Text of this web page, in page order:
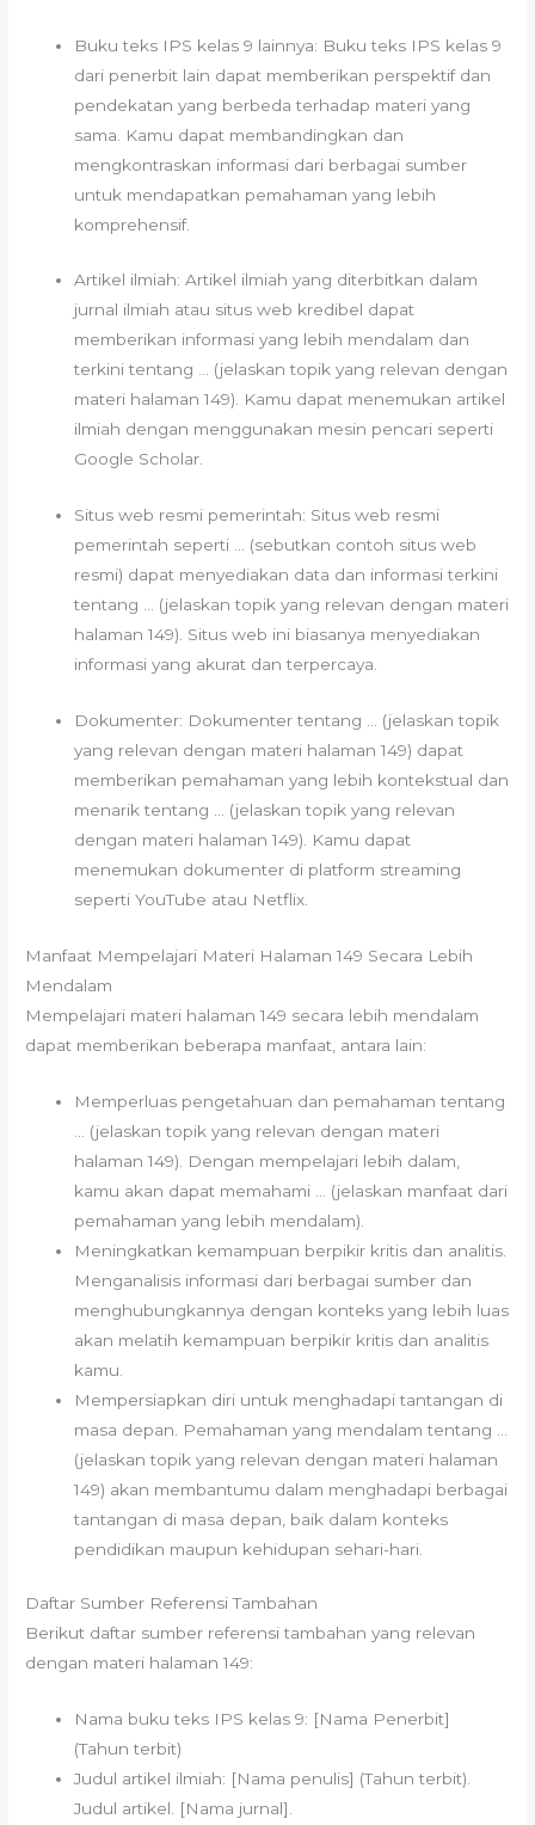
Buku teks IPS kelas 9 lainnya: Buku teks IPS kelas 9
dari penerbit lain dapat memberikan perspektif dan
pendekatan yang berbeda terhadap materi yang
sama. Kamu dapat membandingkan dan
mengkontraskan informasi dari berbagai sumber
untuk mendapatkan pemahaman yang lebih
komprehensif.
Artikel ilmiah: Artikel ilmiah yang diterbitkan dalam
jurnal ilmiah atau situs web kredibel dapat
memberikan informasi yang lebih mendalam dan
terkini tentang … (jelaskan topik yang relevan dengan
materi halaman 149). Kamu dapat menemukan artikel
ilmiah dengan menggunakan mesin pencari seperti
Google Scholar.
Situs web resmi pemerintah: Situs web resmi
pemerintah seperti … (sebutkan contoh situs web
resmi) dapat menyediakan data dan informasi terkini
tentang … (jelaskan topik yang relevan dengan materi
halaman 149). Situs web ini biasanya menyediakan
informasi yang akurat dan terpercaya.
Dokumenter: Dokumenter tentang … (jelaskan topik
yang relevan dengan materi halaman 149) dapat
memberikan pemahaman yang lebih kontekstual dan
menarik tentang … (jelaskan topik yang relevan
dengan materi halaman 149). Kamu dapat
menemukan dokumenter di platform streaming
seperti YouTube atau Netflix.
Manfaat Mempelajari Materi Halaman 149 Secara Lebih
Mendalam
Mempelajari materi halaman 149 secara lebih mendalam
dapat memberikan beberapa manfaat, antara lain:
Memperluas pengetahuan dan pemahaman tentang
… (jelaskan topik yang relevan dengan materi
halaman 149). Dengan mempelajari lebih dalam,
kamu akan dapat memahami … (jelaskan manfaat dari
pemahaman yang lebih mendalam).
Meningkatkan kemampuan berpikir kritis dan analitis.
Menganalisis informasi dari berbagai sumber dan
menghubungkannya dengan konteks yang lebih luas
akan melatih kemampuan berpikir kritis dan analitis
kamu.
Mempersiapkan diri untuk menghadapi tantangan di
masa depan. Pemahaman yang mendalam tentang …
(jelaskan topik yang relevan dengan materi halaman
149) akan membantumu dalam menghadapi berbagai
tantangan di masa depan, baik dalam konteks
pendidikan maupun kehidupan sehari-hari.
Daftar Sumber Referensi Tambahan
Berikut daftar sumber referensi tambahan yang relevan
dengan materi halaman 149:
Nama buku teks IPS kelas 9: [Nama Penerbit]
(Tahun terbit)
Judul artikel ilmiah: [Nama penulis] (Tahun terbit).
Judul artikel. [Nama jurnal].